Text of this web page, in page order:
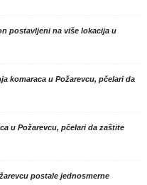
postavljeni na više lokacija u
komaraca u Požarevcu, pčelari da
u Požarevcu, pčelari da zaštite
postale jednosmerne